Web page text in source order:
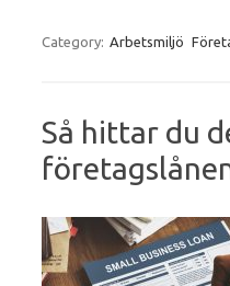
Category: Arbetsmiljö
Så hittar du